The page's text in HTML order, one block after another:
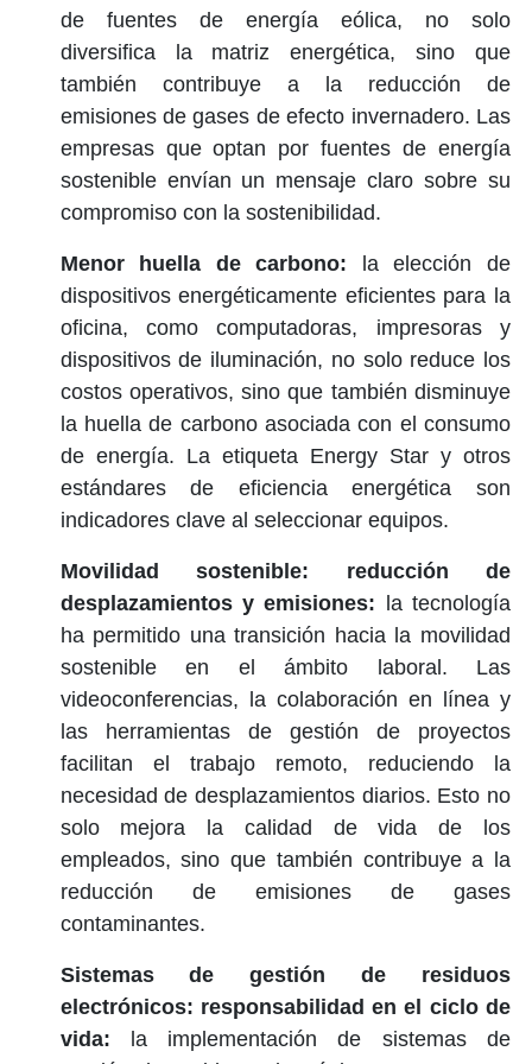
de fuentes de energía eólica, no solo
diversifica la matriz energética, sino que
también contribuye a la reducción de
emisiones de gases de efecto invernadero. Las
empresas que optan por fuentes de energía
sostenible envían un mensaje claro sobre su
compromiso con la sostenibilidad.
Menor huella de carbono: la elección de
dispositivos energéticamente eficientespara la
oficina, como computadoras, impresoras y
dispositivos de iluminación, no solo reduce los
costos operativos, sino que también disminuye
la huella de carbono asociada con el consumo
de energía. La etiqueta Energy Star y otros
estándares de eficiencia energética son
indicadores clave al seleccionar equipos.
Movilidad sostenible: reducción de
desplazamientos y emisiones: la tecnología
ha permitido una transición hacia la movilidad
sostenibleen el ámbito laboral. Las
videoconferencias, la colaboración en línea y
las herramientas de gestión de proyectos
facilitan el trabajo remoto, reduciendo la
necesidad de desplazamientos diarios. Esto no
solo mejora la calidad de vida de los
empleados, sino que también contribuye a la
reducción de emisiones de gases
contaminantes.
Sistemas de gestión de residuos
electrónicos: responsabilidad en el ciclo de
vida: la implementación de sistemas de